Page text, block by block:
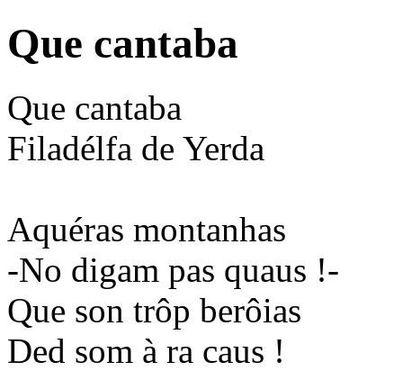
Que cantaba
Que cantaba
Filadélfa de Yerda
Aquéras montanhas
-No digam pas quaus !-
Que son trôp berôias
Ded som à ra caus !